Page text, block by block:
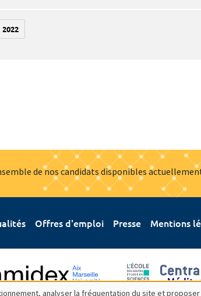
2022
de nos candidats disponibles
Offres d'emploi Presse Mentions
analyser la fréquentation du site et